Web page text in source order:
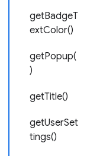
getBadgeT
extColor()
getPopup(
)
getTitle()
getUserSet
tings()